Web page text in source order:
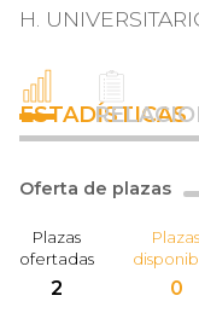
H.
ESTADÍSTICAS
Oferta de plazas
Plazas
ofertadas
2
Plazas
0